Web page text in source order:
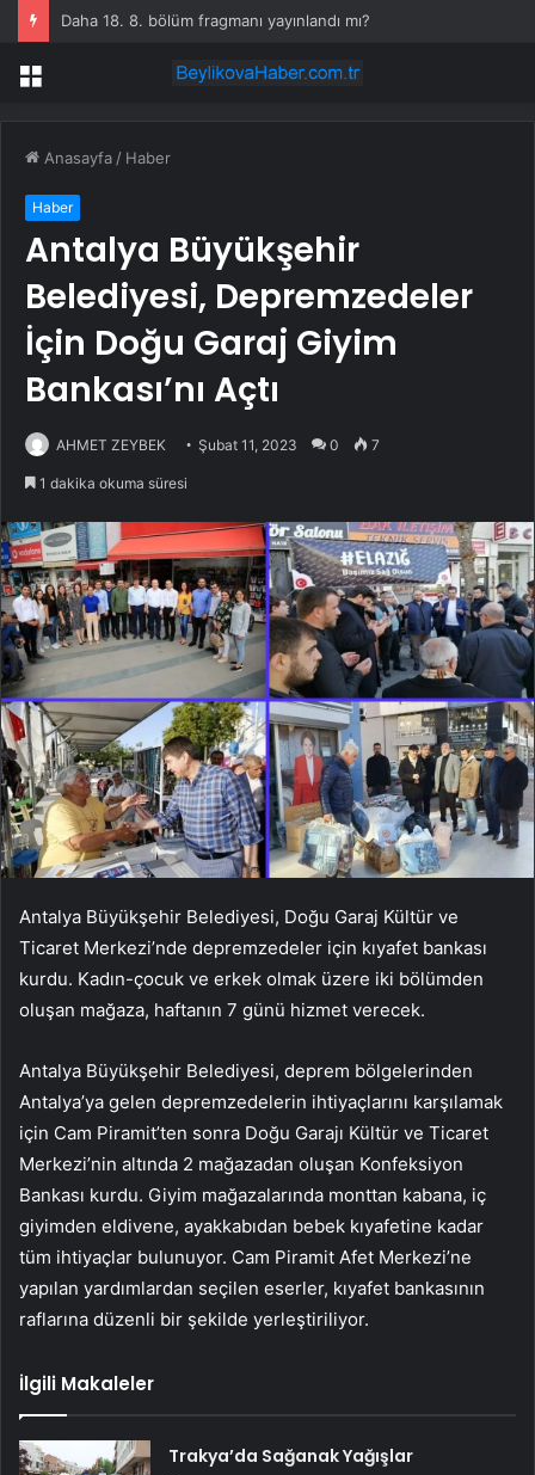
Daha 18. 8. bölüm fragmanı yayınlandı mı?
Menü
Anasayfa / Haber
Haber
Antalya Büyükşehir
Belediyesi, Depremzedeler
İçin Doğu Garaj Giyim
Bankası’nı Açtı
AHMET ZEYBEK Şubat 11, 2023 0 7
1 dakika okuma süresi
Antalya Büyükşehir Belediyesi, Doğu Garaj Kültür ve
Ticaret Merkezi’nde depremzedeler için kıyafet bankası
kurdu. Kadın-çocuk ve erkek olmak üzere iki bölümden
oluşan mağaza, haftanın 7 günü hizmet verecek.
Antalya Büyükşehir Belediyesi, deprem bölgelerinden
Antalya’ya gelen depremzedelerin ihtiyaçlarını karşılamak
için Cam Piramit’ten sonra Doğu Garajı Kültür ve Ticaret
Merkezi’nin altında 2 mağazadan oluşan Konfeksiyon
Bankası kurdu. Giyim mağazalarında monttan kabana, iç
giyimden eldivene, ayakkabıdan bebek kıyafetine kadar
tüm ihtiyaçlar bulunuyor. Cam Piramit Afet Merkezi’ne
yapılan yardımlardan seçilen eserler, kıyafet bankasının
raflarına düzenli bir şekilde yerleştiriliyor.
İlgili Makaleler
Trakya’da Sağanak Yağışlar